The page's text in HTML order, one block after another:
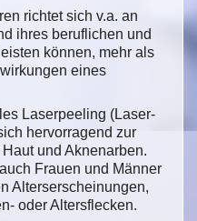
richtet sich v.a. an
ihres beruflichen und
können, mehr als
eines
Laserpeeling (Laser-
hervorragend zur
und Aknenarben.
Frauen und Männer
Alterserscheinungen,
oder Altersflecken.